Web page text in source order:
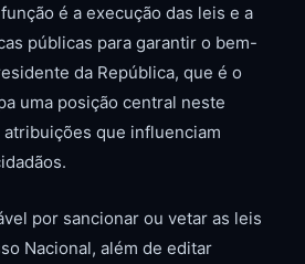
é a execução das leis e a
públicas para garantir o bem-
da República, que é o
uma posição central neste
que influenciam
por sancionar ou vetar as leis
Nacional, além de editar